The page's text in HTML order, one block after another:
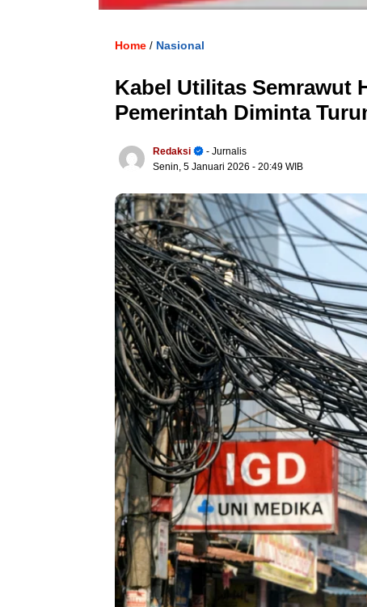
Home / Nasional
Kabel Utilitas Semrawut
Pemerintah Diminta
Redaksi
- Jurnalis
Senin, 5 Januari 2026 - 20:49 WIB